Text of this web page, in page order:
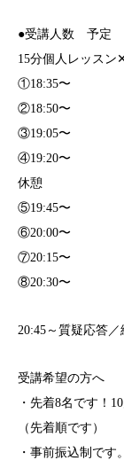
●受講人数 予定
15分個人レッスン
①18:35〜
②18:50〜
③19:05〜
④19:20〜
休憩
⑤19:45〜
⑥20:00〜
⑦20:15〜
⑧20:30〜
20:45～質疑応答／
受講希望の方へ
・先着8名です！
（先着順です）
・事前振込制です。